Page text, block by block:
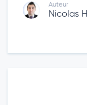
Auteur
Nicolas